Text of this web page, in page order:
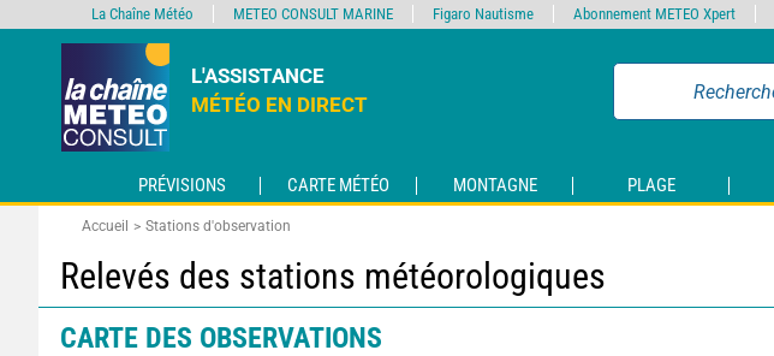
L'ASSISTANCE
MÉTÉO EN DIRECT
PRÉVISIONS CARTE MÉTÉO MONTAGNE PLAGE
Accueil Stations d'observation
Relevés des stations météorologiques
CARTE DES OBSERVATIONS
La Chaîne Météo METEO CONSULT MARINE Figaro Nautisme Abonnement METEO Xpert